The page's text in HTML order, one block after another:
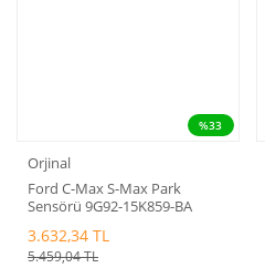
%33
Orjinal
Ford C-Max S-Max Park
Sensörü 9G92-15K859-BA
3.632,34 TL
5.459,04 TL